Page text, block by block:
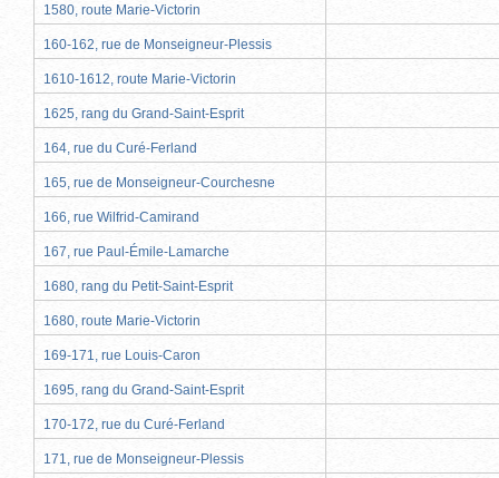
1580, route Marie-Victorin
160-162, rue de Monseigneur-Plessis
1610-1612, route Marie-Victorin
1625, rang du Grand-Saint-Esprit
164, rue du Curé-Ferland
165, rue de Monseigneur-Courchesne
166, rue Wilfrid-Camirand
167, rue Paul-Émile-Lamarche
1680, rang du Petit-Saint-Esprit
1680, route Marie-Victorin
169-171, rue Louis-Caron
1695, rang du Grand-Saint-Esprit
170-172, rue du Curé-Ferland
171, rue de Monseigneur-Plessis